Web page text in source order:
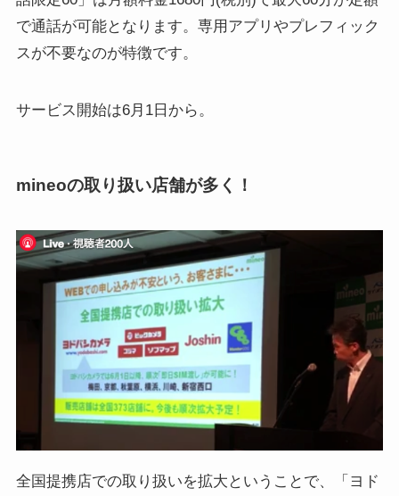
で通話が可能となります。専用アプリやプレフィック
スが不要なのが特徴です。
サービス開始は6月1日から。
mineoの取り扱い店舗が多く！
全国提携店での取り扱いを拡大ということで、「ヨド